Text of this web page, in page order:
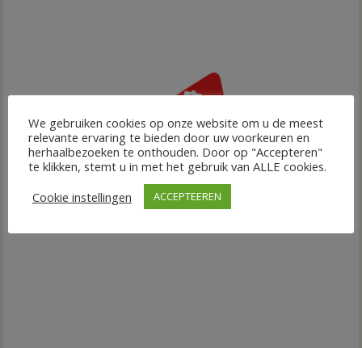
We gebruiken cookies op onze website om u de meest
relevante ervaring te bieden door uw voorkeuren en
herhaalbezoeken te onthouden. Door op "Accepteren"
te klikken, stemt u in met het gebruik van ALLE cookies.
Cookie instellingen
ACCEPTEEREN